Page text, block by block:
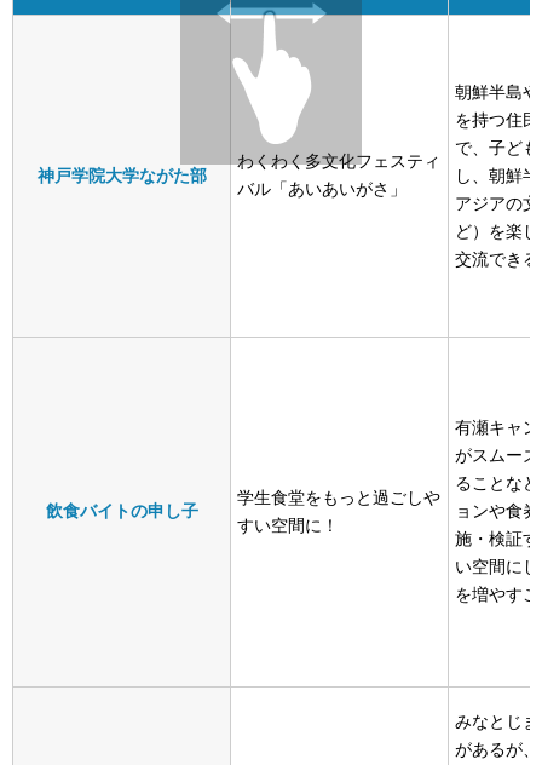
神戸学院大学ながた部
わくわく多文化フェスティ
バル「あいあいがさ」
朝鮮半島
を持つ住
で、子ど
し、朝鮮
アジアの
ど）を楽
交流でき
飲食バイトの申し子
学生食堂をもっと過ごしや
すい空間に！
有瀬キャ
がスムー
ることな
ョンや食
施・検証
い空間に
を増やす
みなとじ
があるが